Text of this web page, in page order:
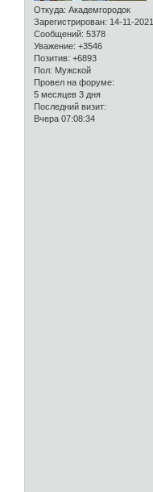
Откуда: Академгородок
Зарегистрирован: 14-11-2021
Сообщений: 5378
Уважение: +3546
Позитив: +6893
Пол: Мужской
Провел на форуме:
5 месяцев 3 дня
Последний визит:
Вчера 07:08:34